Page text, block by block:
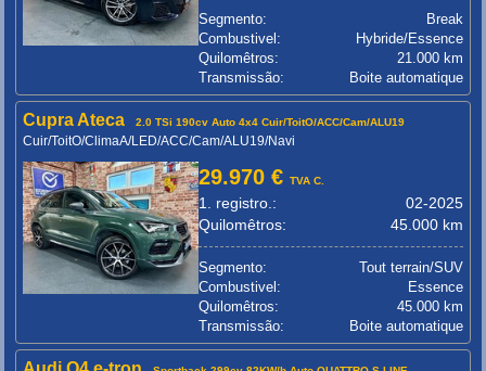
Segmento:
Break
Combustivel:
Hybride/Essence
Quilomêtros:
21.000 km
Transmissão:
Boite automatique
Cupra Ateca 2.0 TSi 190cv Auto 4x4 Cuir/ToitO/ACC/Cam/ALU19
Cuir/ToitO/ClimaA/LED/ACC/Cam/ALU19/Navi
29.970 €TVA C.
1. registro.:
02-2025
Quilomêtros:
45.000 km
Segmento:
Tout terrain/SUV
Combustivel:
Essence
Quilomêtros:
45.000 km
Transmissão:
Boite automatique